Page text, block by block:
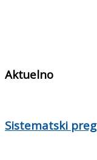
Aktuelno
Sistematski